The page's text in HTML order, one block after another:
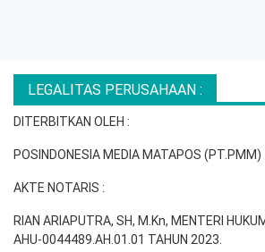
LEGALITAS PERUSAHAAN :
DITERBITKAN OLEH :
POSINDONESIA MEDIA MATAPOS (PT.PMM)
AKTE NOTARIS :
RIAN ARIAPUTRA, SH, M.Kn, MENTERI
AHU-0044489.AH.01.01 TAHUN 2023.